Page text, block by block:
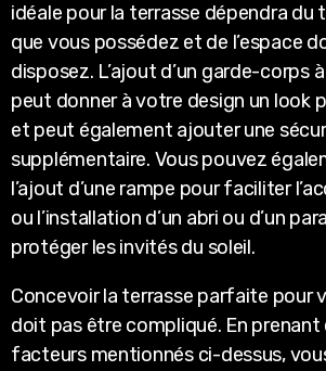
idéale pour la terrasse dépendra du
que vous possédez et de l’espace
disposez. L’ajout d’un garde-corps
peut donner à votre design un look
et peut également ajouter une
supplémentaire. Vous pouvez
l’ajout d’une rampe pour faciliter
ou l’installation d’un abri ou d’un
protéger les invités du soleil.
Concevoir la terrasse parfaite pour
doit pas être compliqué. En
facteurs mentionnés ci-dessus,